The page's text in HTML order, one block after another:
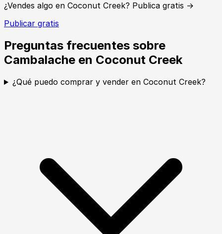
¿Vendes algo en Coconut Creek? Publica gratis →
Publicar gratis
Preguntas frecuentes sobre
Cambalache en Coconut Creek
¿Qué puedo comprar y vender en Coconut Creek?